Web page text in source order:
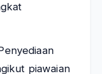
piawaian